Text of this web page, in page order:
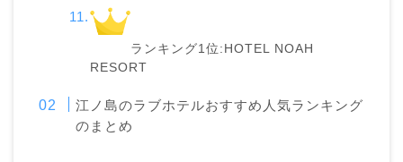
ランキング1位:HOTEL NOAH
RESORT
江ノ島のラブホテルおすすめ人気ランキング
のまとめ